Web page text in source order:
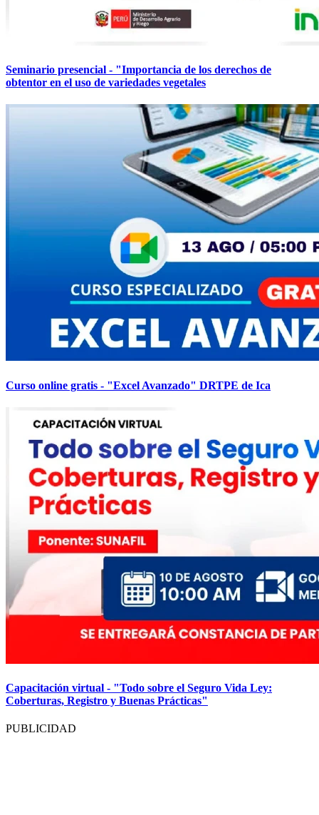
Seminario presencial - "Importancia de los derechos de
obtentor en el uso de variedades vegetales
Curso online gratis - "Excel Avanzado" DRTPE de Ica
Capacitación virtual - "Todo sobre el Seguro Vida Ley:
Coberturas, Registro y Buenas Prácticas"
PUBLICIDAD